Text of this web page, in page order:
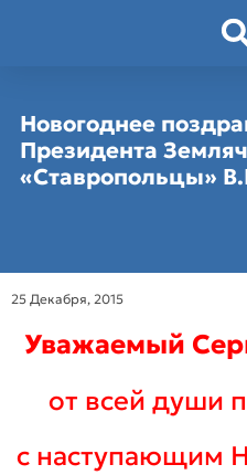
Новогоднее
Президента
«Ставропольцы»
25 Декабря, 2015
Уважаемый
от всей души
с наступающим